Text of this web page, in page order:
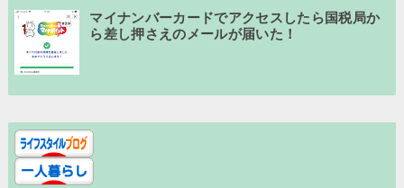
マイナンバーカードでアクセスしたら国税局か
ら差し押さえのメールが届いた！